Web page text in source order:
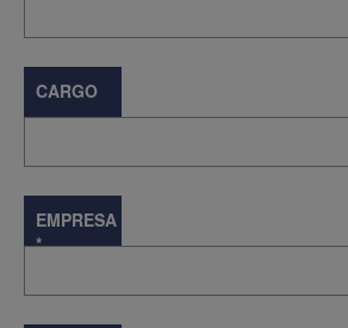
CARGO
EMPRESA
*